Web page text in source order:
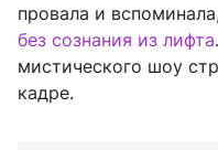
провала и
без сознания из лифта
мистического шоу
кадре.